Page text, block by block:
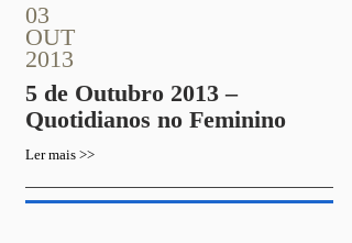
03
OUT
2013
5 de Outubro 2013 –
Quotidianos no Feminino
Ler mais >>